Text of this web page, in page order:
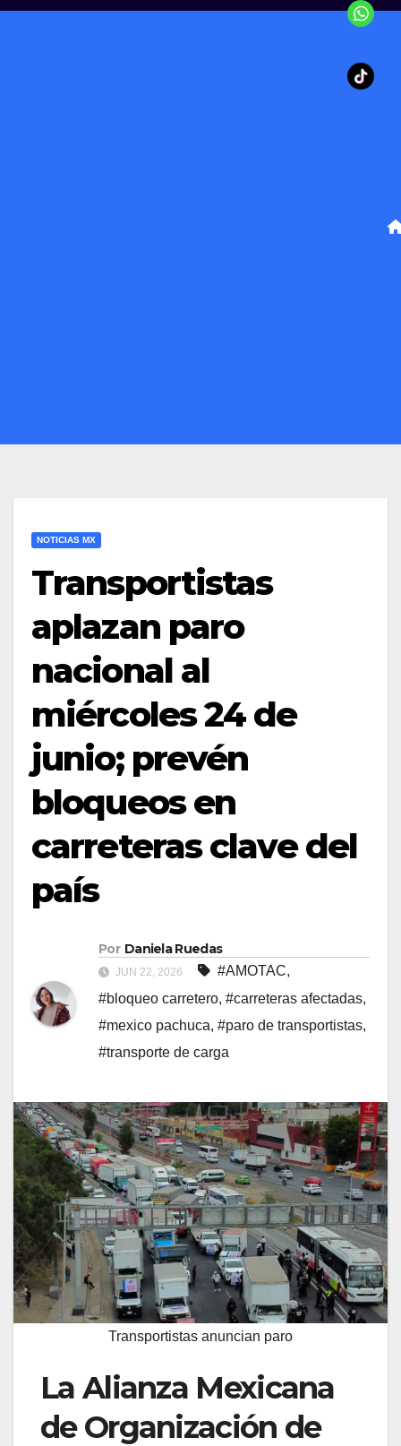
NOTICIAS MX
Transportistas
aplazan paro
nacional al
miércoles 24 de
junio; prevén
bloqueos en
carreteras clave del
país
Por Daniela Ruedas
JUN 22, 2026 #AMOTAC,
#bloqueo carretero, #carreteras afectadas,
#mexico pachuca, #paro de transportistas,
#transporte de carga
Transportistas anuncian paro
La Alianza Mexicana
de Organización de